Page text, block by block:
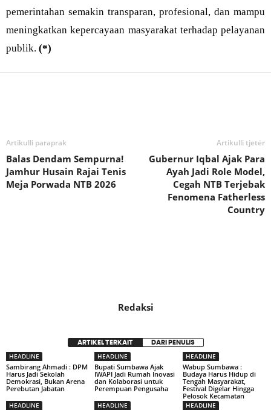
pemerintahan semakin transparan, profesional, dan mampu
meningkatkan kepercayaan masyarakat terhadap pelayanan
publik. (*)
Artikulli paraprak
Balas Dendam Sempurna!
Jamhur Husain Rajai Tenis
Meja Porwada NTB 2026
Artikulli tjetër
Gubernur Iqbal Ajak Para
Ayah Jadi Role Model,
Cegah NTB Terjebak
Fenomena Fatherless
Country
Redaksi
ARTIKEL TERKAIT DARI PENULIS
HEADLINE
Sambirang Ahmadi : DPM
Harus Jadi Sekolah
Demokrasi, Bukan Arena
Perebutan Jabatan
HEADLINE
Bupati Sumbawa Ajak
IWAPI Jadi Rumah Inovasi
dan Kolaborasi untuk
Perempuan Pengusaha
HEADLINE
Wabup Sumbawa :
Budaya Harus Hidup di
Tengah Masyarakat,
Festival Digelar Hingga
Pelosok Kecamatan
HEADLINE HEADLINE HEADLINE